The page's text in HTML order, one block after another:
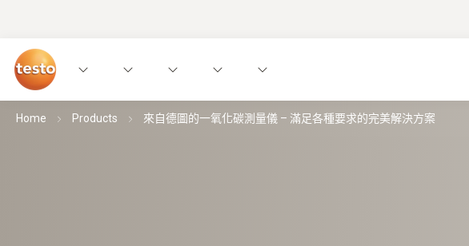
Home Products 來自德圖的一氧化碳測量儀 – 滿足各種要求的完美解決方案